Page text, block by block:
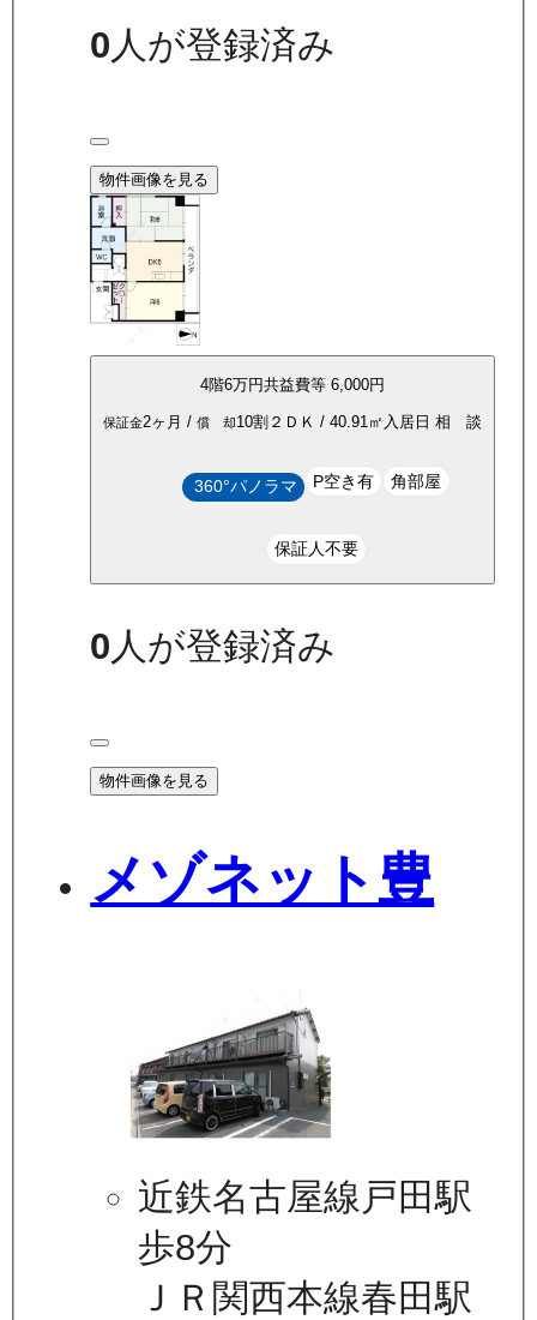
0 人が登録済み
物件画像を見る
4階6万円共益費等 6,000円
保証金2ヶ月 / 償 却10割 ２ＤＫ / 40.91㎡ 入居日 相 談
360°パノラマ P空き有 角部屋
保証人不要
0人が登録済み
物件画像を見る
メゾネット豊
近鉄名古屋線戸田駅
歩8分
ＪＲ関西本線春田駅